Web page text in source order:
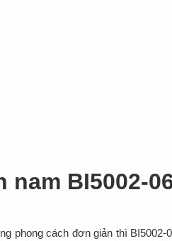
BI5002-
phong cách đơn giản thì